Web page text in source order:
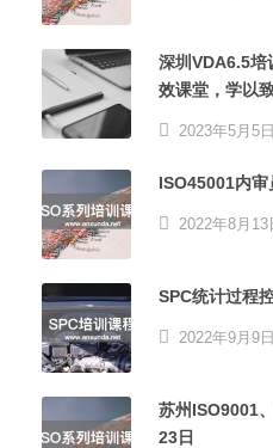
深圳VDA6.5培
效课堂，学以
2023年5月5日
ISO45001内审
2022年8月13
SPC统计过程
2022年9月9日
苏州ISO9001
23日